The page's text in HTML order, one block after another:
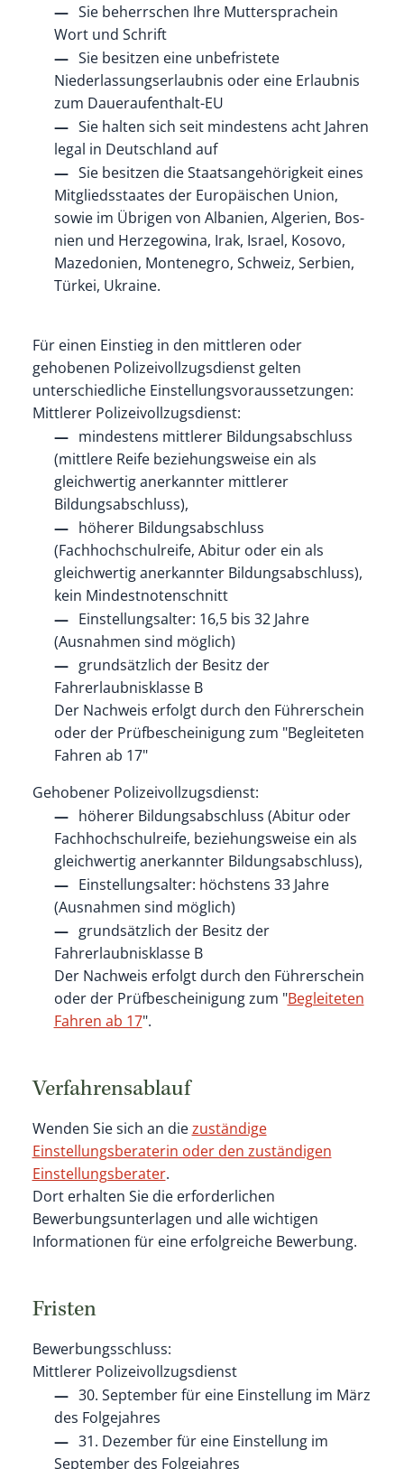
Sie beherrschen Ihre Muttersprachein
Wort und Schrift
Sie besitzen eine unbefristete
Niederlassungserlaubnis oder eine Erlaubnis
zum Daueraufenthalt-EU
Sie halten sich seit mindestens acht Jahren
legal in Deutschland auf
Sie besitzen die Staatsangehörigkeit eines
Mitgliedsstaates der Europäischen Union,
sowie im Übrigen von Al­ba­ni­en, Al­ge­ri­en, Bos­
ni­en und Her­ze­go­wi­na, Irak, Israel, Ko­so­vo,
Ma­ze­do­ni­en, Mon­te­ne­gro, Schweiz, Ser­bi­en,
Tür­kei, Ukrai­ne.
Für einen Einstieg in den mittleren oder
gehobenen Polizeivollzugsdienst gelten
unterschiedliche Einstellungsvoraussetzungen:
Mittlerer Polizeivollzugsdienst:
mindestens mittlerer Bildungsabschluss
(mittlere Reife beziehungsweise ein als
gleichwertig anerkannter mittlerer
Bildungsabschluss),
höherer Bildungsabschluss
(Fachhochschulreife, Abitur oder ein als
gleichwertig anerkannter Bildungsabschluss),
kein Mindestnotenschnitt
Einstellungsalter: 16,5 bis 32 Jahre
(Ausnahmen sind möglich)
grundsätzlich der Besitz der
Fahrerlaubnisklasse B
Der Nachweis erfolgt durch den Führerschein
oder der Prüfbescheinigung zum "Begleiteten
Fahren ab 17"
Gehobener Polizeivollzugsdienst:
höherer Bildungsabschluss (Abitur oder
Fachhochschulreife, beziehungsweise ein als
gleichwertig anerkannter Bildungsabschluss),
Einstellungsalter: höchstens 33 Jahre
(Ausnahmen sind möglich)
grundsätzlich der Besitz der
Fahrerlaubnisklasse B
Der Nachweis erfolgt durch den Führerschein
oder der Prüfbescheinigung zum "Begleiteten
Fahren ab 17".
Verfahrensablauf
Wenden Sie sich an diezuständige
Einstellungsberaterin oder den zuständigen
Einstellungsberater.
Dort erhalten Sie die erforderlichen
Bewerbungsunterlagen und alle wichtigen
Informationen für eine erfolgreiche Bewerbung.
Fristen
Bewerbungsschluss:
Mittlerer Polizeivollzugsdienst
30. September für eine Einstellung im März
des Folgejahres
31. Dezember für eine Einstellung im
September des Folgejahres